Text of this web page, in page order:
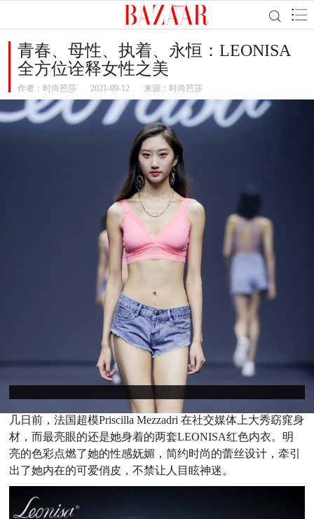
青春、母性、执着、永恒：LEONISA
全方位诠释女性之美
作者： 时尚芭莎 2021-09-12 来源：时尚芭莎
几日前，法国超模Priscilla Mezzadri 在社交媒体上大秀窈窕身
材，而最亮眼的还是她身着的两套LEONISA红色内衣。明
亮的色彩点燃了她的性感妩媚，简约时尚的蕾丝设计，牵引
出了她内在的可爱俏皮，不禁让人目眩神迷。